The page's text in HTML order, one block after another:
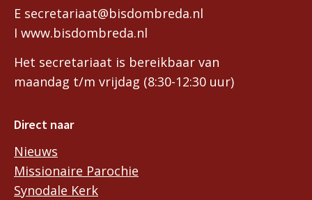
E secretariaat@bisdombreda.nl
I www.bisdombreda.nl
Het secretariaat is bereikbaar van
maandag t/m vrijdag (8:30-12:30 uur)
Direct naar
Nieuws
Missionaire Parochie
Synodale Kerk